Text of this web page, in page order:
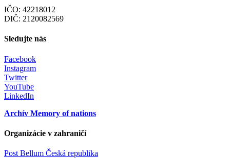
IČO: 42218012
DIČ: 2120082569
Sledujte nás
Facebook
Instagram
Twitter
YouTube
LinkedIn
Archív Memory of nations
Organizácie v zahraničí
Post Bellum Česká republika